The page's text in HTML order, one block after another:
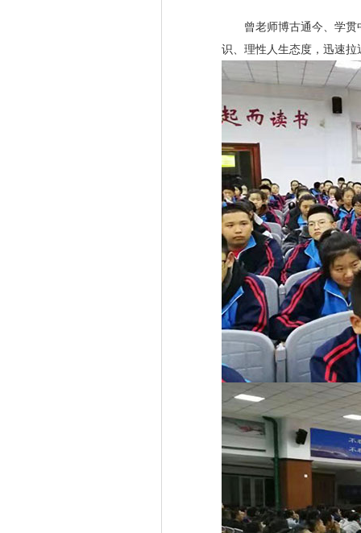
曾老师博古通今、学贯
识、理性人生态度，迅速